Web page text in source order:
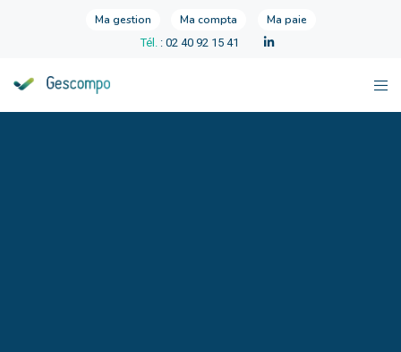
Ma gestion Ma compta Ma paie
Tél. : 02 40 92 15 41